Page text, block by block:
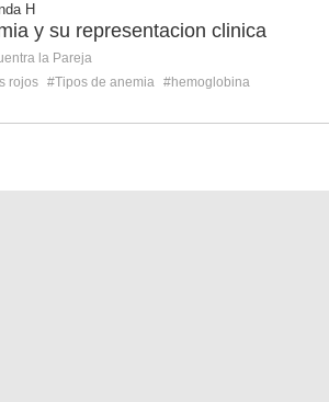
H
y su representacion clinica
la Pareja
rojos #Tipos de anemia #hemoglobina